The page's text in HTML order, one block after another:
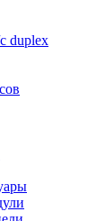
duplex